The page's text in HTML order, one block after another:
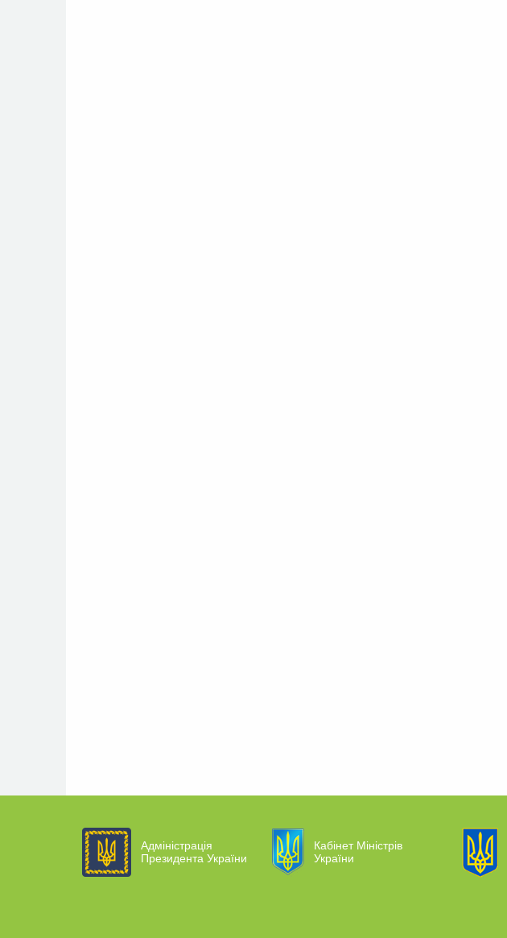
Адміністрація
Президента України
Кабінет Міністрів
України